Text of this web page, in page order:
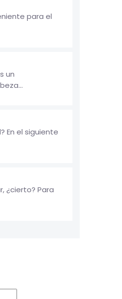
para el
un
En el siguiente
¿cierto? Para